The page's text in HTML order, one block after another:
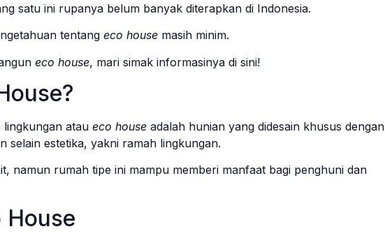
satu ini rupanya belum banyak diterapkan di Indonesia.
tentang eco house masih minim.
eco house, mari simak informasinya di sini!
atau eco house adalah hunian yang didesain khusus dengan
selain estetika, yakni ramah lingkungan.
namun rumah tipe ini mampu memberi manfaat bagi penghuni dan
House